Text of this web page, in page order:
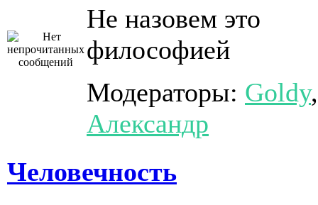
Не назовем это
философией
Модераторы: Goldy,
Александр
Человечность